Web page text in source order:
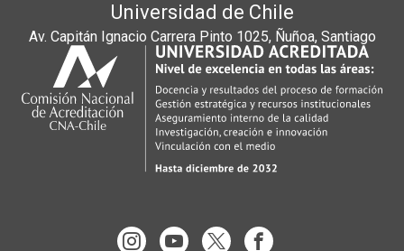
Universidad de Chile
Av. Capitán Ignacio Carrera Pinto 1025, Ñuñoa, Santiago